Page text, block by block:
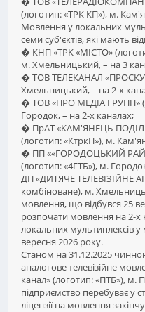
(логотип: «ТРК КП»), м.
Мовлення у локальних
семи суб'єктів, які мають
� КНП «ТРК «МІСТО»
м. Хмельницький, – на 3
� ТОВ ТЕЛЕКАНАЛ
Хмельницький, – на 2-х
� ТОВ «ПРО МЕДІА ГРУПП»
Городок, – на 2-х каналах;
� ПрАТ «КАМ'ЯНЕЦЬ-
(логотип: «КтркП»), м.
� ПП ««ГОРОДОЦЬКИЙ
(логотип: «4ГТБ»), м.
ДП «ДИТЯЧЕ ТЕЛЕВІЗІЙНЕ
комбіноване), м.
мовлення, що відбувся 25
розпочати мовлення на 2-
локальних мультиплексів
вересня 2026 року.
Станом на 31.12.2025
аналогове телевізійне
канал» (логотип: «ПТБ»), м.
підприємство перебуває у
ліцензії на мовлення